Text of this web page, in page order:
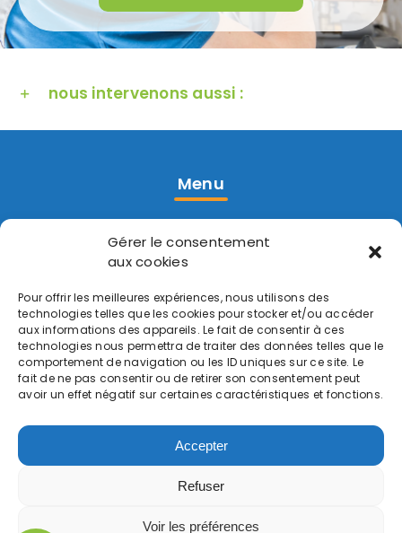
Gérer le consentement
aux cookies
Pour offrir les meilleures expériences, nous utilisons des
technologies telles que les cookies pour stocker et/ou accéder
aux informations des appareils. Le fait de consentir à ces
technologies nous permettra de traiter des données telles que le
comportement de navigation ou les ID uniques sur ce site. Le
fait de ne pas consentir ou de retirer son consentement peut
avoir un effet négatif sur certaines caractéristiques et fonctions.
Accepter
Refuser
Voir les préférences
nous intervenons aussi :
Menu
Accueil
Réalisations
Contact
Prestations
Pompe à Chaleur
Chaudière
Chauffe-eau